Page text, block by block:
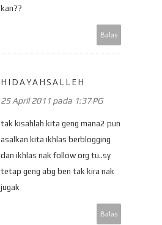
kan??
Balas
HIDAYAHSALLEH
25 April 2011 pada 1:37 PG
tak kisahlah kita geng mana2 pun
asalkan kita ikhlas berblogging
dan ikhlas nak follow org tu..sy
tetap geng abg ben tak kira nak
jugak
Balas